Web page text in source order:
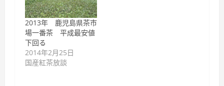
2013年 鹿児島県茶市
場一番茶 平成最安値
下回る
2014年2月25日
国産紅茶放談